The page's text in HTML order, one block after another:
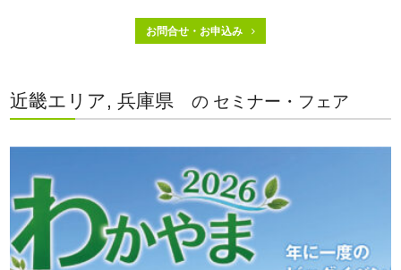
お問合せ・お申込み
近畿エリア, 兵庫県 の セミナー・フェア